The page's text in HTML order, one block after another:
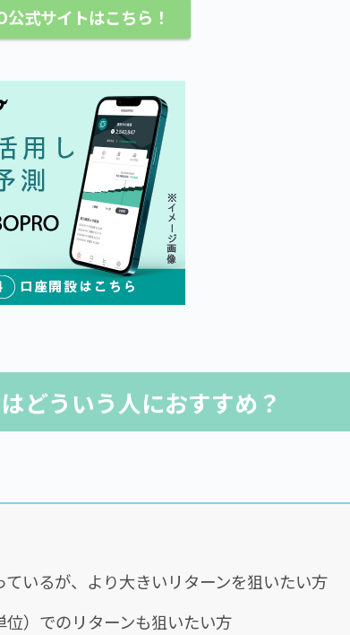
公式サイトはこちら！
どういう人におすすめ？
いるが、より大きいリターンを狙いたい方
）でのリターンも狙いたい方